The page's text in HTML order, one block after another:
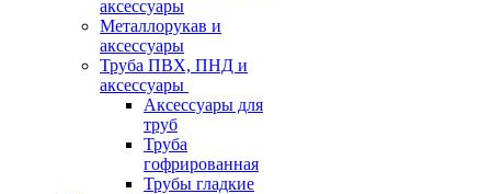
аксессуары
Металлорукав и
аксессуары
Труба ПВХ, ПНД и
аксессуары
Аксессуары для
труб
Труба
гофрированная
Трубы гладкие